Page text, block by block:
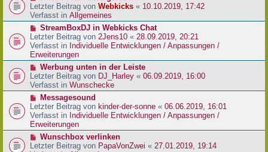
a
g
B
e
i
r
a
g
e
u
e
r
B
e
i
r
a
g
Letzter Beitrag von Webkicks « 10.10.2019, 17:42
Verfasst in Allgemeines
N
e
u
e
r
B
e
i
r
a
g
StreamBoxDJ in Webkicks Chat
Letzter Beitrag von 2Jens10 « 28.09.2019, 20:21
Verfasst in Individuelle Entwicklungen / Anpassungen /
Erweiterungen
N
e
u
e
r
B
e
i
r
Werbung unten in der Leiste
Letzter Beitrag von DJ_Harley « 06.09.2019, 16:00
Verfasst in Wunschecke
N
e
u
e
r
B
Messagesound
Letzter Beitrag von kinder-der-sonne « 06.06.2019, 16:01
Verfasst in Individuelle Entwicklungen / Anpassungen /
Erweiterungen
N
e
Wunschbox verlinken
Letzter Beitrag von PapaVonZwei « 27.01.2019, 19:14